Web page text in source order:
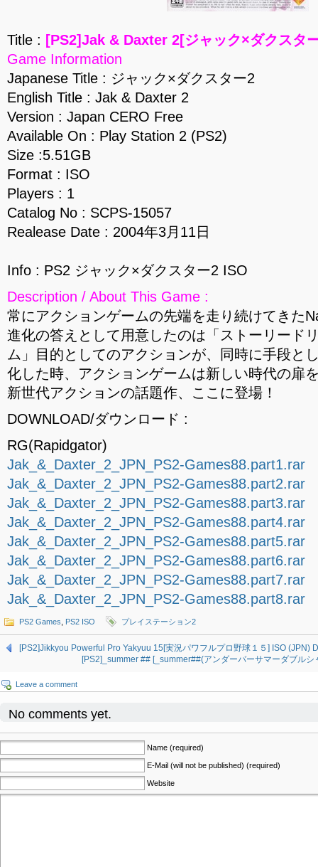
Title : [PS2]Jak & Daxter 2[ジャック×ダクスタ
Game Information
Japanese Title : ジャック×ダクスター2
English Title : Jak & Daxter 2
Version : Japan CERO Free
Available On : Play Station 2 (PS2)
Size :5.51GB
Format : ISO
Players : 1
Catalog No : SCPS-15057
Realease Date : 2004年3月11日
Info : PS2 ジャック×ダクスター2 ISO
Description / About This Game :
常にアクションゲームの先端を走り続けてきた
進化の答えとして用意したのは「ストーリード
ム」目的としてのアクションが、同時に手段と
化した時、アクションゲームは新しい時代の扉
新世代アクションの話題作、ここに登場！
DOWNLOAD/ダウンロード :
RG(Rapidgator)
Jak_&_Daxter_2_JPN_PS2-Games88.part1.rar
Jak_&_Daxter_2_JPN_PS2-Games88.part2.rar
Jak_&_Daxter_2_JPN_PS2-Games88.part3.rar
Jak_&_Daxter_2_JPN_PS2-Games88.part4.rar
Jak_&_Daxter_2_JPN_PS2-Games88.part5.rar
Jak_&_Daxter_2_JPN_PS2-Games88.part6.rar
Jak_&_Daxter_2_JPN_PS2-Games88.part7.rar
Jak_&_Daxter_2_JPN_PS2-Games88.part8.rar
PS2 Games PS2 ISO プレイステーション2
[PS2]Jikkyou Powerful Pro Yakyuu 15[実況パワフルプロ野球１５] ISO (JPN)
[PS2]_summer ## [_summer##(アンダーバーサマーダブル
Leave a comment
No comments yet.
Name (required)
E-Mail (will not be published) (required)
Website